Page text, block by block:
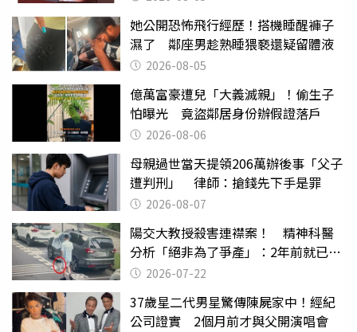
她公開恐怖飛行經歷！搭機睡醒褲子
濕了 鄰座男趁熟睡猥褻還疑留體液
2026-08-05
億萬富豪遭兒「大義滅親」！偷生子
怕曝光 竟盜鄰居身份辦假證落戶
2026-08-06
母親過世當天提領206萬辦後事「父子
遭判刑」 律師：搶錢先下手是罪
2026-08-07
陽交大教授殺害連襟案！ 精神科醫
分析「絕非為了爭產」：2年前就已言
行詭異
2026-07-22
37歲星二代男星驚傳陳屍家中！經紀
公司證實 2個月前才與父開演唱會